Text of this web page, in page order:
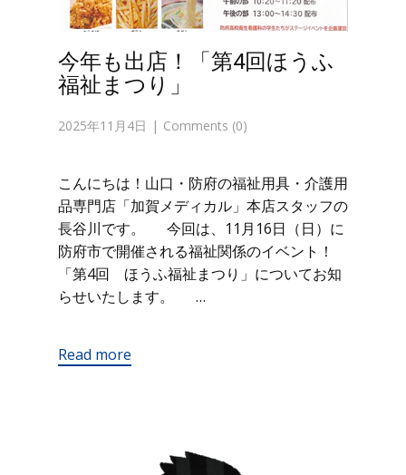
今年も出店！「第4回ほうふ
福祉まつり」
2025年11月4日 Comments (0)
こんにちは！山口・防府の福祉用具・介護用
品専門店「加賀メディカル」本店スタッフの
長谷川です。 今回は、11月16日（日）に
防府市で開催される福祉関係のイベント！
「第4回 ほうふ福祉まつり」についてお知
らせいたします。 …
Read more